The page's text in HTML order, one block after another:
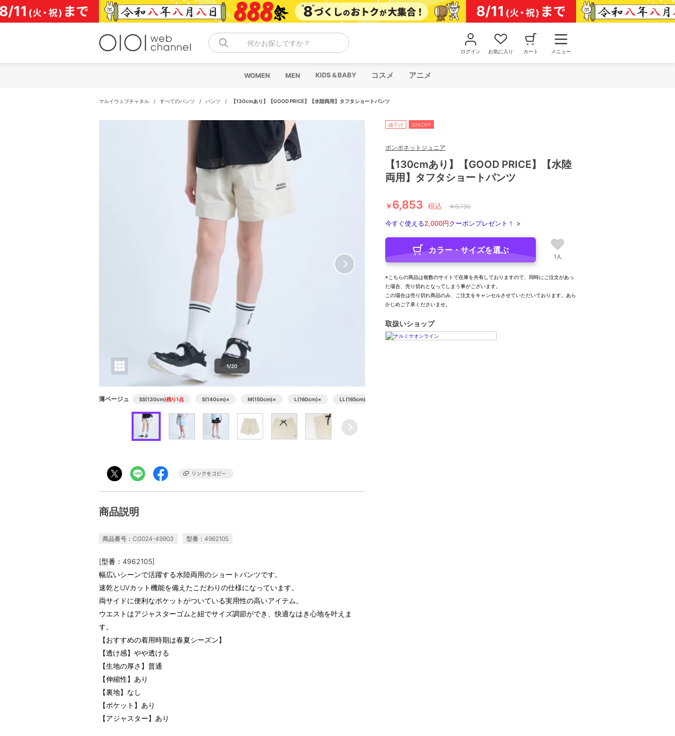
コ
ン
テ
何かお探しですか？
ログイン お気に入り カート メニュー
WOMEN MEN KIDS＆BABY コスメ アニメ
マルイウェブチャネル / すべてのパンツ / パンツ / 【130cmあり】【GOOD PRICE】【水陸両用】タフタショートパンツ
1/20
薄ベージュ SS(130cm)残り1点 S(140cm)× M(150cm)× L(160cm)× LL(165cm)
商品説明
商品番号：CG024-49903 型番：4962105
[型番：4962105]
幅広いシーンで活躍する水陸両用のショートパンツです。
速乾とUVカット機能を備えたこだわりの仕様になっています。
両サイドに便利なポケットがついている実用性の高いアイテム。
ウエストはアジャスターゴムと紐でサイズ調節ができ、快適なはき心地を叶えま
す。
【おすすめの着用時期は春夏シーズン】
【透け感】やや透ける
【生地の厚さ】普通
【伸縮性】あり
【裏地】なし
【ポケット】あり
【アジャスター】あり
値下げ 30%OFF
ポンポネットジュニア
【130cmあり】【GOOD PRICE】【水陸
両用】タフタショートパンツ
￥6,853 税込 ￥9,790
今すぐ使える2,000円クーポンプレゼント！ >
カラー・サイズを選ぶ
1人
※こちらの商品は複数のサイトで在庫を共有しておりますので、同時にご注文があっ
た場合、売り切れとなってしまう事がございます。
この場合は売り切れ商品のみ、ご注文をキャンセルさせていただいております。あら
かじめご了承くださいませ。
取扱いショップ